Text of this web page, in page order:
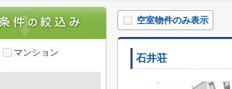
空室物件のみ表示
石井荘
マンション